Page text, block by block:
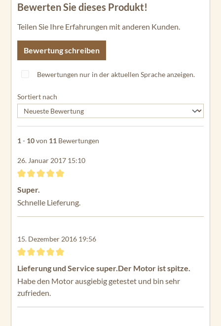
Bewerten Sie dieses Produkt!
Teilen Sie Ihre Erfahrungen mit anderen Kunden.
Bewertung schreiben
Bewertungen nur in der aktuellen Sprache anzeigen.
Sortiert nach
1 - 10von 11 Bewertungen
26. Januar 2017 15:10
Bewertung mit 5 von 5 Sternen
Super.
Schnelle Lieferung.
15. Dezember 2016 19:56
Bewertung mit 5 von 5 Sternen
Lieferung und Service super.Der Motor ist spitze.
Habe den Motor ausgiebig getestet und bin sehr
zufrieden.